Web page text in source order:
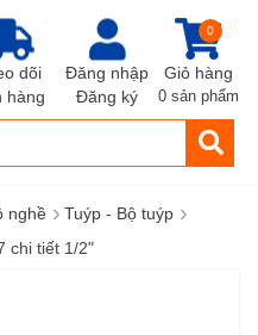
Đăng nhập
Đăng ký
Giỏ hàng
0
0 sản phẩm
dõi
hàng
nghề › Tuýp - Bộ tuýp ›
chi tiết 1/2"